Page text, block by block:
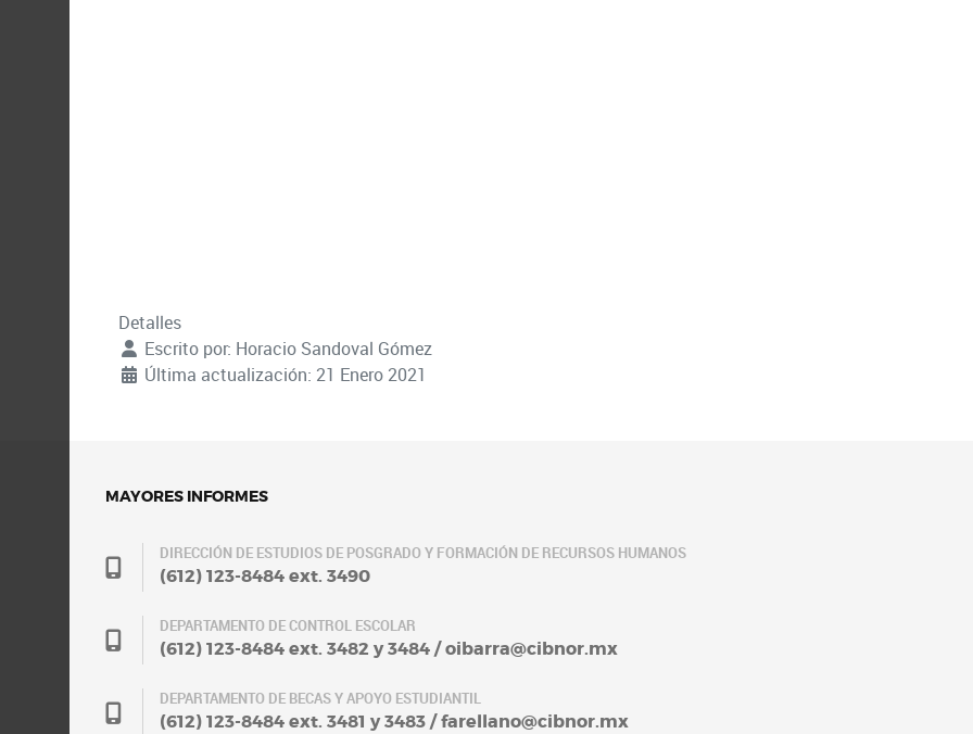
Detalles
Escrito por: Horacio Sandoval Gómez
Última actualización: 21 Enero 2021
MAYORES INFORMES
DIRECCIÓN DE ESTUDIOS DE POSGRADO Y FORMACIÓN DE RECURSOS HUMANOS
(612) 123-8484 ext. 3490
DEPARTAMENTO DE CONTROL ESCOLAR
(612) 123-8484 ext. 3482 y 3484 / oibarra@cibnor.mx
DEPARTAMENTO DE BECAS Y APOYO ESTUDIANTIL
(612) 123-8484 ext. 3481 y 3483 / farellano@cibnor.mx